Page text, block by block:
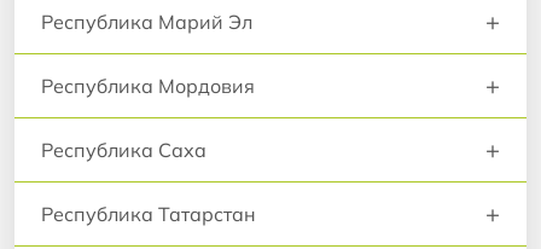
Республика Марий Эл +
Республика Мордовия +
Республика Саха +
Республика Татарстан +